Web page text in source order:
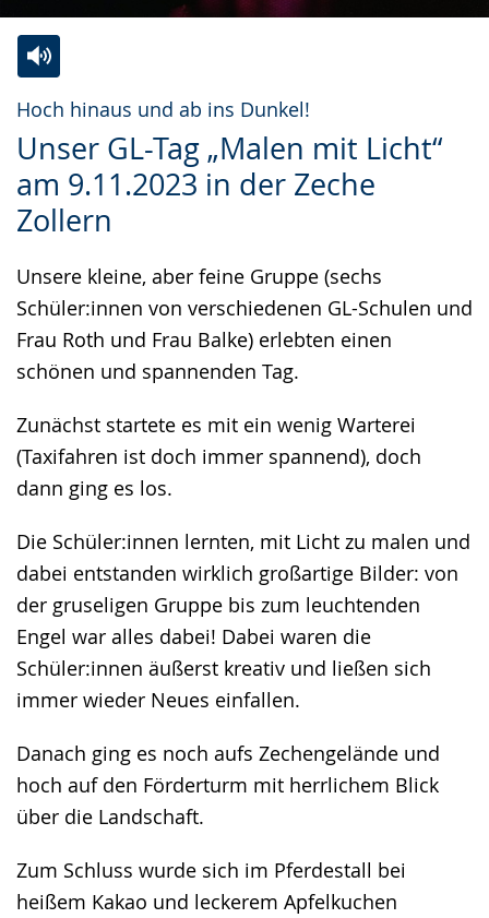
Hoch hinaus und ab ins Dunkel!
Unser GL-Tag „Malen mit Licht“
am 9.11.2023 in der Zeche
Zollern
Unsere kleine, aber feine Gruppe (sechs
Schüler:innen von verschiedenen GL-Schulen und
Frau Roth und Frau Balke) erlebten einen
schönen und spannenden Tag.
Zunächst startete es mit ein wenig Warterei
(Taxifahren ist doch immer spannend), doch
dann ging es los.
Die Schüler:innen lernten, mit Licht zu malen und
dabei entstanden wirklich großartige Bilder: von
der gruseligen Gruppe bis zum leuchtenden
Engel war alles dabei! Dabei waren die
Schüler:innen äußerst kreativ und ließen sich
immer wieder Neues einfallen.
Danach ging es noch aufs Zechengelände und
hoch auf den Förderturm mit herrlichem Blick
über die Landschaft.
Zum Schluss wurde sich im Pferdestall bei
heißem Kakao und leckerem Apfelkuchen
Leichten
Sprache
wechseln.
Audio-
Unterstützung.
Video
in
Deutscher
Gebärdensprache
angezeigt.